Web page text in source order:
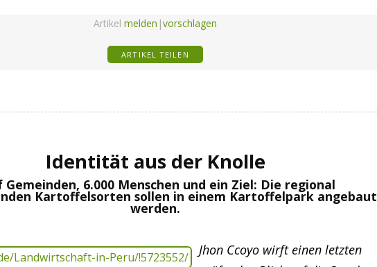
Artikel melden |vorschlagen
ARTIKEL TEILEN
Identität aus der Knolle
Gemeinden, 6.000 Menschen und ein Ziel: Die regional
Kartoffelsorten sollen in einem Kartoffelpark angebaut
werden.
Jhon Ccoyo wirft einen letzten